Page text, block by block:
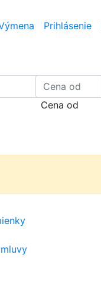
Prihlásenie
Cena od